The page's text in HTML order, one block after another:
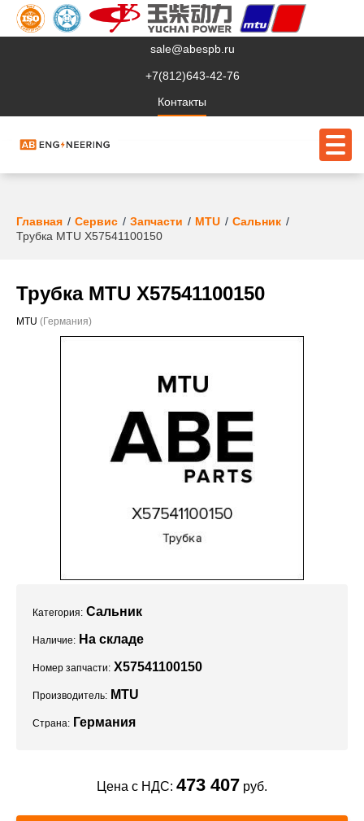
sale@abespb.ru
+7(812)643-42-76
Контакты
О компании
Проекты
Главная Сервис Запчасти MTU
Сальник
Трубка MTU X57541100150
Трубка MTU X57541100150
MTU (Германия)
Категория: Сальник
Наличие: На складе
Номер запчасти: X57541100150
Производитель: MTU
Страна: Германия
Цена с НДС: 473 407 руб.